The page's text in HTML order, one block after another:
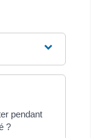
pendant
?